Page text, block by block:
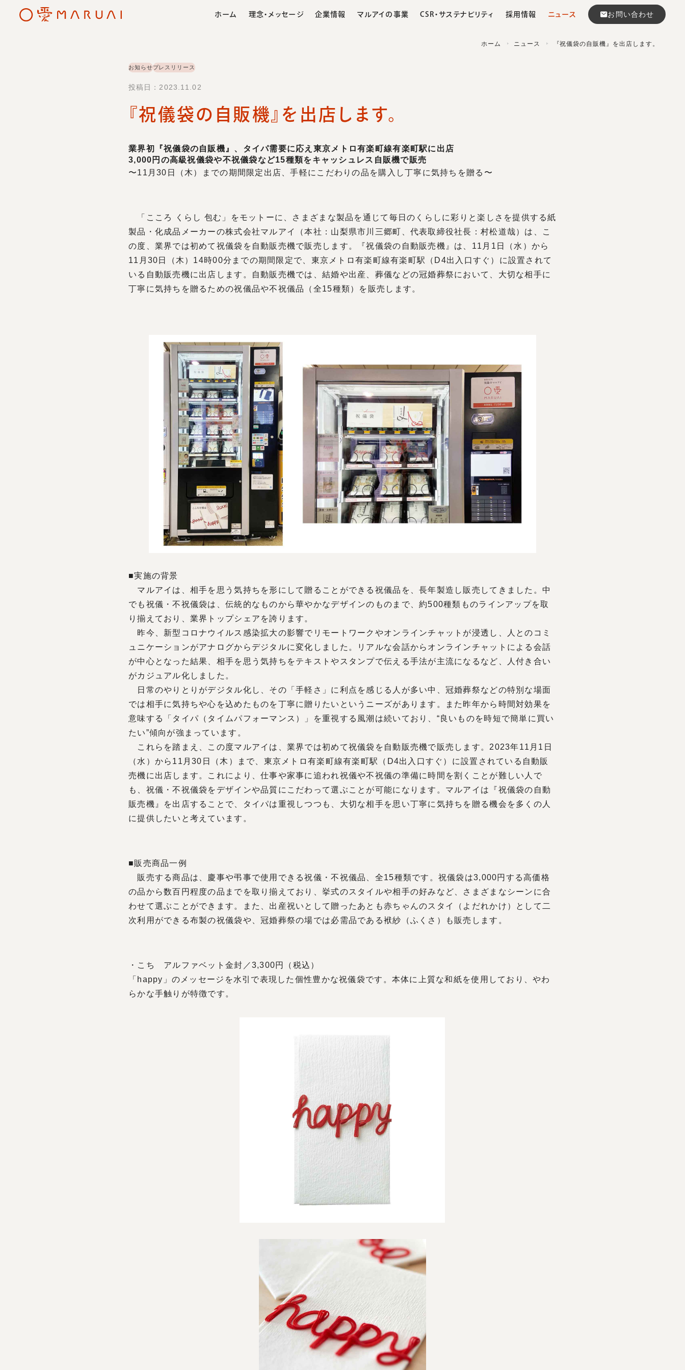
ホーム 理念・メッセージ
社長あいさつ 経営理念・モットー
企業情報
会社概要 営業所・パートナー 沿革
マルアイの事業
紙製品事業 化成品事業
CSR・サステナビリティ
地域との連携 環境への取り組み 慈善活動への協力
採用情報
採用情報トップ マルアイの文化と働き方 社員インタビュー
ニュース お問い合わせ
ホーム ニュース 『祝儀袋の自販機』を出店します。
お知らせプレスリリース
投稿日：2023.11.02
『祝儀袋の自販機』を出店します。
業界初『祝儀袋の自販機』、タイパ需要に応え東京メトロ有楽町線有楽町駅に出店
3,000円の高級祝儀袋や不祝儀袋など15種類をキャッシュレス自販機で販売
〜11月30日（木）までの期間限定出店、手軽にこだわりの品を購入し丁寧に気持ちを贈る〜
「こころ くらし 包む」をモットーに、さまざまな製品を通じて毎⽇のくらしに彩りと楽しさを提供する紙
製品・化成品メーカーの株式会社マルアイ（本社：⼭梨県市川三郷町、代表取締役社⻑：村松道哉）は、こ
の度、業界では初めて祝儀袋を自動販売機で販売します。『祝儀袋の自動販売機』は、11月1日（水）から
11月30日（木）14時00分までの期間限定で、東京メトロ有楽町線有楽町駅（D4出入口すぐ）に設置されて
いる自動販売機に出店します。自動販売機では、結婚や出産、葬儀などの冠婚葬祭において、大切な相手に
丁寧に気持ちを贈るための祝儀品や不祝儀品（全15種類）を販売します。
■実施の背景
マルアイは、相手を思う気持ちを形にして贈ることができる祝儀品を、長年製造し販売してきました。中
でも祝儀・不祝儀袋は、伝統的なものから華やかなデザインのものまで、約500種類ものラインアップを取
り揃えており、業界トップシェアを誇ります。
昨今、新型コロナウイルス感染拡大の影響でリモートワークやオンラインチャットが浸透し、人とのコミ
ュニケーションがアナログからデジタルに変化しました。リアルな会話からオンラインチャットによる会話
が中心となった結果、相手を思う気持ちをテキストやスタンプで伝える手法が主流になるなど、人付き合い
がカジュアル化しました。
日常のやりとりがデジタル化し、その「手軽さ」に利点を感じる人が多い中、冠婚葬祭などの特別な場面
では相手に気持ちや心を込めたものを丁寧に贈りたいというニーズがあります。また昨年から時間対効果を
意味する「タイパ（タイムパフォーマンス）」を重視する風潮は続いており、“良いものを時短で簡単に買い
たい”傾向が強まっています。
これらを踏まえ、この度マルアイは、業界では初めて祝儀袋を自動販売機で販売します。2023年11月1日
（水）から11月30日（木）まで、東京メトロ有楽町線有楽町駅（D4出入口すぐ）に設置されている自動販
売機に出店します。これにより、仕事や家事に追われ祝儀や不祝儀の準備に時間を割くことが難しい人で
も、祝儀・不祝儀袋をデザインや品質にこだわって選ぶことが可能になります。マルアイは『祝儀袋の自動
販売機』を出店することで、タイパは重視しつつも、大切な相手を思い丁寧に気持ちを贈る機会を多くの人
に提供したいと考えています。
■販売商品一例
販売する商品は、慶事や弔事で使用できる祝儀・不祝儀品、全15種類です。祝儀袋は3,000円する高価格
の品から数百円程度の品までを取り揃えており、挙式のスタイルや相手の好みなど、さまざまなシーンに合
わせて選ぶことができます。また、出産祝いとして贈ったあとも赤ちゃんのスタイ（よだれかけ）として二
次利用ができる布製の祝儀袋や、冠婚葬祭の場では必需品である袱紗（ふくさ）も販売します。
・こち アルファベット金封／3,300円（税込）
「happy」のメッセージを水引で表現した個性豊かな祝儀袋です。本体に上質な和紙を使用しており、やわ
らかな手触りが特徴です。